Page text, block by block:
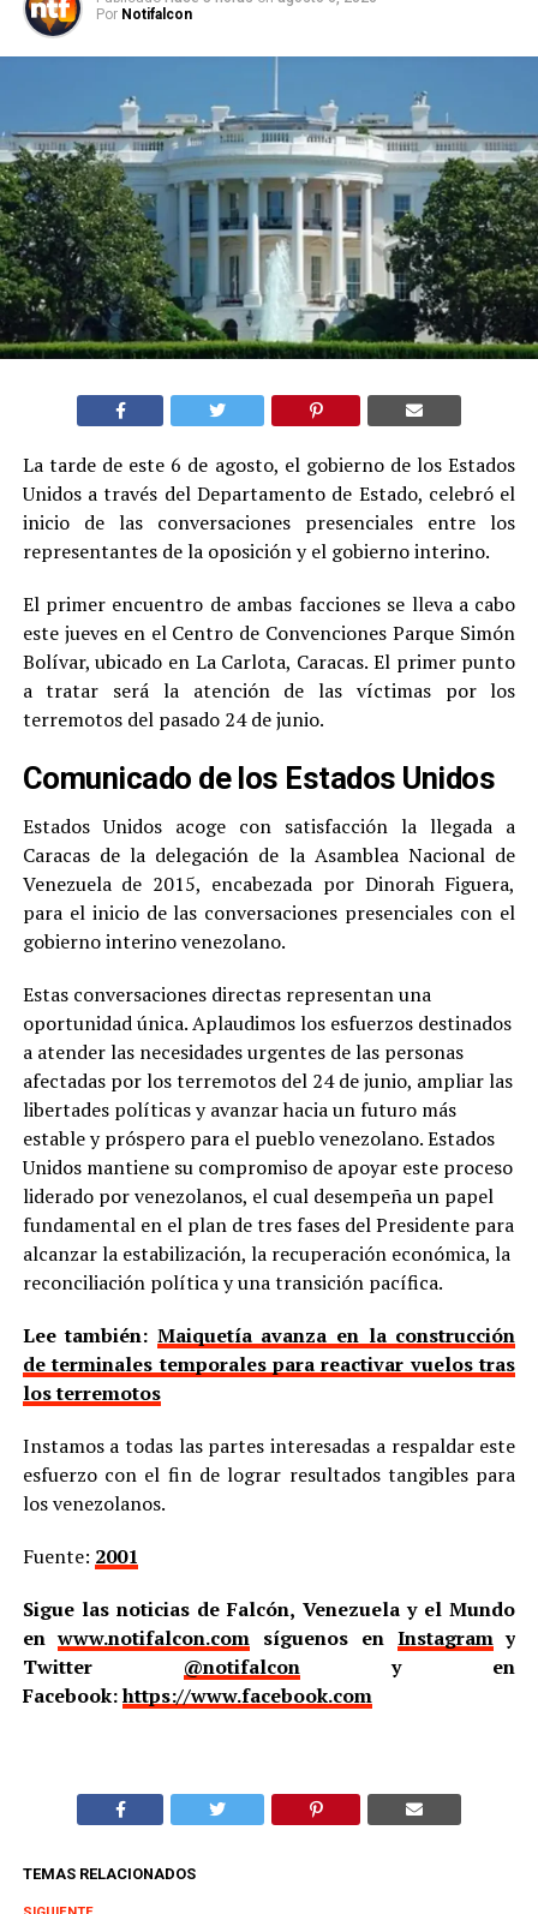
Por Notifalcon
La tarde de este 6 de agosto, el gobierno de los Estados
Unidos a través del Departamento de Estado, celebró el
inicio de las conversaciones presenciales entre los
representantes de la oposición y el gobierno interino.
El primer encuentro de ambas facciones se lleva a cabo
este jueves en el Centro de Convenciones Parque Simón
Bolívar, ubicado en La Carlota, Caracas. El primer punto
a tratar será la atención de las víctimas por los
terremotos del pasado 24 de junio.
Comunicado de los Estados Unidos
Estados Unidos acoge con satisfacción la llegada a
Caracas de la delegación de la Asamblea Nacional de
Venezuela de 2015, encabezada por Dinorah Figuera,
para el inicio de las conversaciones presenciales con el
gobierno interino venezolano.
Estas conversaciones directas representan una
oportunidad única. Aplaudimos los esfuerzos destinados
a atender las necesidades urgentes de las personas
afectadas por los terremotos del 24 de junio, ampliar las
libertades políticas y avanzar hacia un futuro más
estable y próspero para el pueblo venezolano. Estados
Unidos mantiene su compromiso de apoyar este proceso
liderado por venezolanos, el cual desempeña un papel
fundamental en el plan de tres fases del Presidente para
alcanzar la estabilización, la recuperación económica, la
reconciliación política y una transición pacífica.
Lee también: Maiquetía avanza en la construcción
de terminales temporales para reactivar vuelos tras
los terremotos
Instamos a todas las partes interesadas a respaldar este
esfuerzo con el fin de lograr resultados tangibles para
los venezolanos.
Fuente: 2001
Sigue las noticias de Falcón, Venezuela y el Mundo
enwww.notifalcon.com síguenos en Instagramy
Twitter @notifalcony en
Facebook:https://www.facebook.com
TEMAS RELACIONADOS